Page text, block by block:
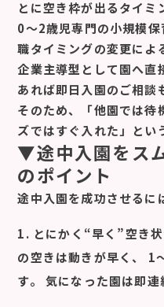
とに空き枠が出るタイミ
0〜2歳児専門の小規模
職タイミングの変更によ
企業主導型として園へ直
あれば即日入園のご相談
そのため、「他園では待
ズではすぐ入れた」とい
▼途中入園をス
のポイント
途中入園を成功させるに
1. とにかく“早く”空き
の空きは動きが早く、 1
す。 気になった園は即